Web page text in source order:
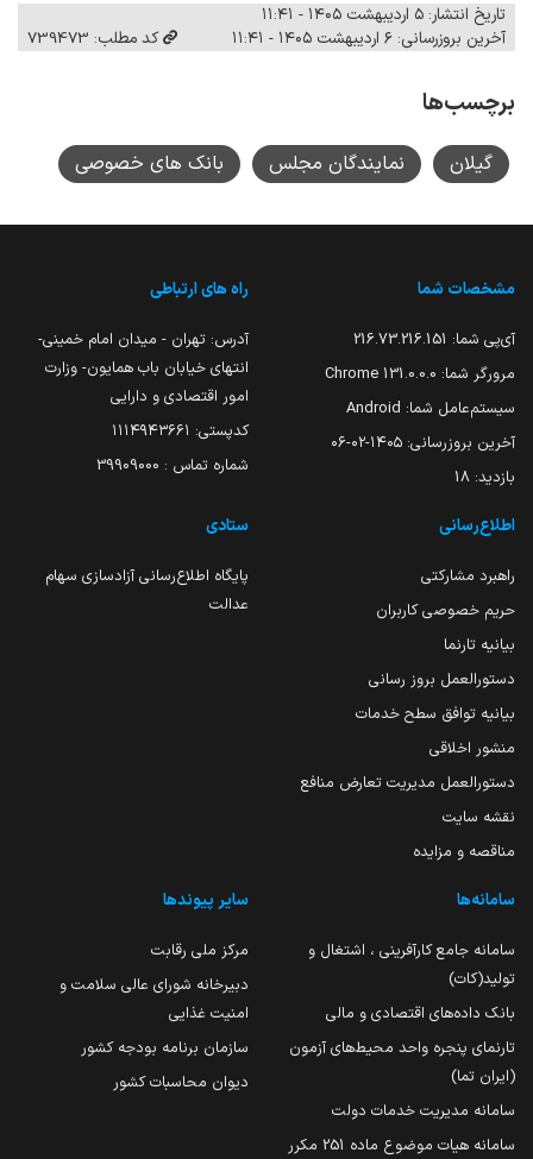
تاریخ انتشار: ۵ اردیبهشت ۱۴۰۵ - ۱۱:۴۱
آخرین بروزرسانی: ۶ اردیبهشت ۱۴۰۵ - ۱۱:۴۱
کد مطلب: 739473
برچسب‌ها
گیلان نمایندگان مجلس بانک های خصوصی
مشخصات شما
آی‌پی شما: 216.73.216.151
مرورگر شما: 131.0.0.0 Chrome
سیستم‌عامل شما: Android
آخرین بروزرسانی: ۱۴۰۵-۰۲-۰۶
بازدید: 18
راه های ارتباطی
آدرس: تهران - میدان امام خمینی-
انتهای خیابان باب همایون- وزارت
امور اقتصادی و دارایی
کدپستی: ۱۱۱۴۹۴۳۶۶۱
شماره تماس : 39909000
اطلاع‌رسانی
راهبرد مشارکتی
حریم خصوصی کاربران
بیانیه تارنما
دستورالعمل بروز رسانی
بیانیه توافق سطح خدمات
منشور اخلاقی
دستورالعمل مدیریت تعارض منافع
نقشه سایت
مناقصه و مزایده
ستادی
پایگاه اطلاع‌رسانی آزادسازی سهام
عدالت
سامانه‌ها
سامانه جامع کارآفرینی ، اشتغال و
تولید(کات)
بانک داده‌های اقتصادی و مالی
تارنمای پنجره واحد محیط‌های آزمون
(ایران تما)
سامانه مدیریت خدمات دولت
سامانه هیات موضوع ماده 251 مکرر
سایر پیوندها
مرکز ملی رقابت
دبیرخانه شورای عالی سلامت و
امنیت غذایی
سازمان برنامه بودجه کشور
دیوان محاسبات کشور